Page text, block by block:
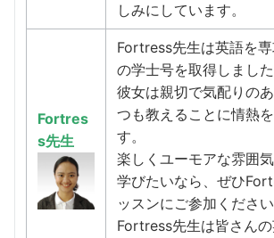
しみにしています。
Fortres
s先生
Fortress先生は英語を
の学士号を取得しました
彼女は親切で気配りの
つも教えることに情熱
す。
楽しくユーモアな雰囲
学びたいなら、ぜひ
ッスンにご参加ください
Fortress先生は皆さん